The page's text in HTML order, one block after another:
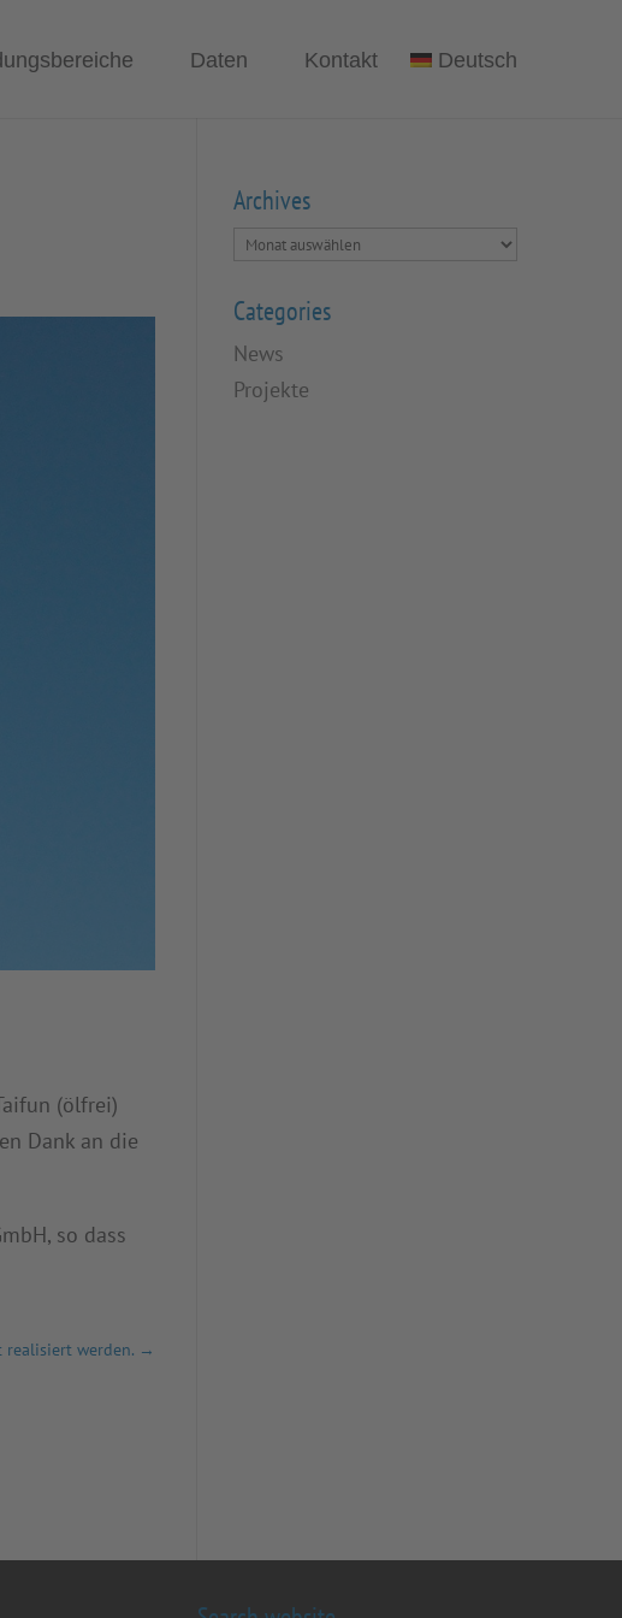
Daten Kontakt Deutsch
(ölfrei)
Dank an die
so dass
realisiert werden.→
Archives
Categories
News
Projekte